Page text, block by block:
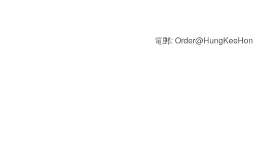
電郵: